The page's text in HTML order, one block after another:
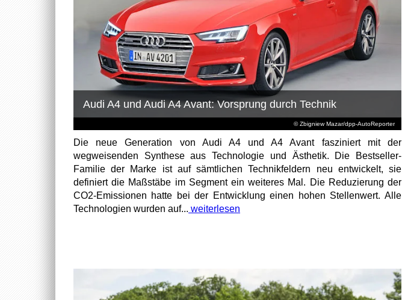
© Zbigniew Mazar/dpp-AutoReporter
Audi A4 und Audi A4 Avant: Vorsprung durch Technik
Die neue Generation von Audi A4 und A4 Avant fasziniert mit der
wegweisenden Synthese aus Technologie und Ästhetik. Die Bestseller-
Familie der Marke ist auf sämtlichen Technikfeldern neu entwickelt, sie
definiert die Maßstäbe im Segment ein weiteres Mal. Die Reduzierung der
CO2-Emissionen hatte bei der Entwicklung einen hohen Stellenwert. Alle
Technologien wurden auf... weiterlesen